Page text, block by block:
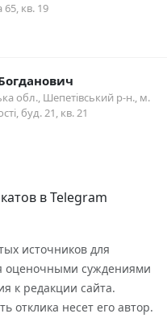
кв. 19
обл., Шепетівський р-н., м.
буд. 21, кв. 21
в Telegram
источников для
оценочными суждениями
к редакции сайта.
отклика несет его автор.